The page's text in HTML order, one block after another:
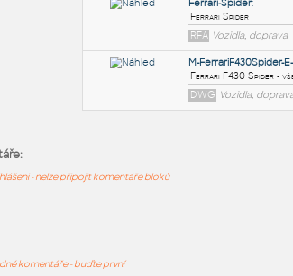
- nelze připojit komentáře bloků
komentáře - buďte první